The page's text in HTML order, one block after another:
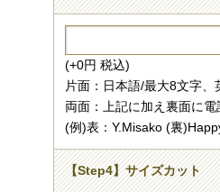
(+0円 税込)
片面：日本語/最大8文字
両面：上記に加え裏面に
(例)表：Y.Misako (裏
【Step4】サイズカット